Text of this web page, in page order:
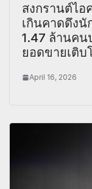
สงกรานต์ไอ
เกินคาดดึงนั
1.47 ล้านคน
ยอดขายเติบ
April 16, 2026